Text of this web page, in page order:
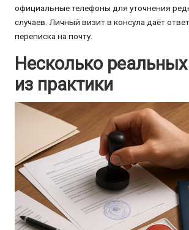
официальные телефоны для уточнения
случаев. Личный визит в консула даёт
переписка на почту.
Несколько
из практики